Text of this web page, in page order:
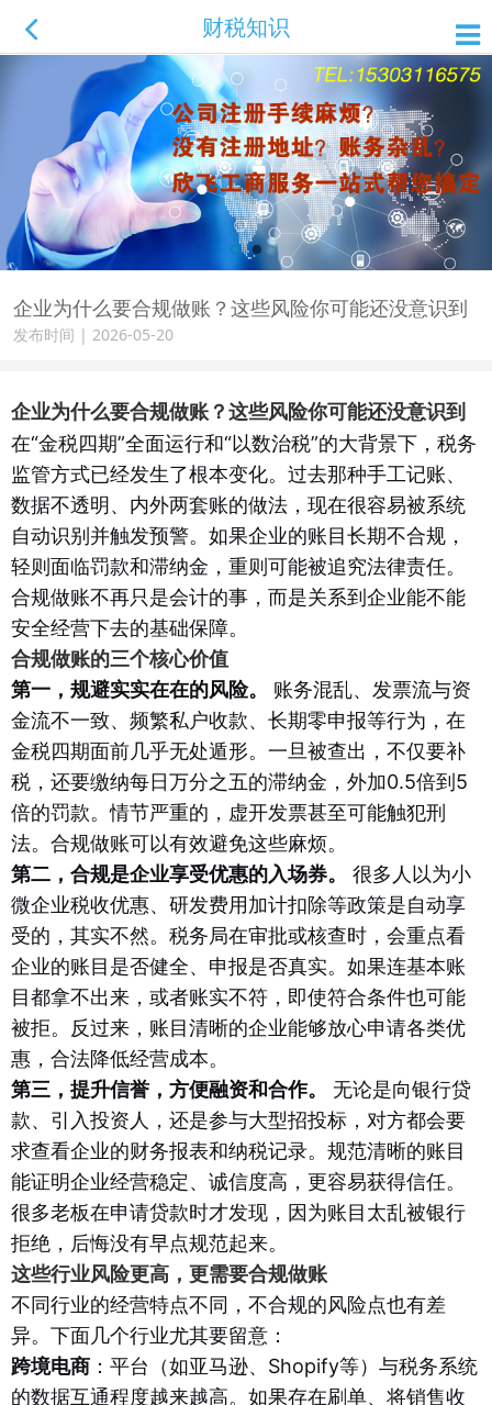
财税知识
企业为什么要合规做账？这些风险你可能还没意识到
发布时间 | 2026-05-20
企业为什么要合规做账？这些风险你可能还没意识到
在“金税四期”全面运行和“以数治税”的大背景下，税务
监管方式已经发生了根本变化。过去那种手工记账、
数据不透明、内外两套账的做法，现在很容易被系统
自动识别并触发预警。如果企业的账目长期不合规，
轻则面临罚款和滞纳金，重则可能被追究法律责任。
合规做账不再只是会计的事，而是关系到企业能不能
安全经营下去的基础保障。
合规做账的三个核心价值
第一，规避实实在在的风险。
账务混乱、发票流与资
金流不一致、频繁私户收款、长期零申报等行为，在
金税四期面前几乎无处遁形。一旦被查出，不仅要补
税，还要缴纳每日万分之五的滞纳金，外加0.5倍到5
倍的罚款。情节严重的，虚开发票甚至可能触犯刑
法。合规做账可以有效避免这些麻烦。
第二，合规是企业享受优惠的入场券。
很多人以为小
微企业税收优惠、研发费用加计扣除等政策是自动享
受的，其实不然。税务局在审批或核查时，会重点看
企业的账目是否健全、申报是否真实。如果连基本账
目都拿不出来，或者账实不符，即使符合条件也可能
被拒。反过来，账目清晰的企业能够放心申请各类优
惠，合法降低经营成本。
第三，提升信誉，方便融资和合作。
无论是向银行贷
款、引入投资人，还是参与大型招投标，对方都会要
求查看企业的财务报表和纳税记录。规范清晰的账目
能证明企业经营稳定、诚信度高，更容易获得信任。
很多老板在申请贷款时才发现，因为账目太乱被银行
拒绝，后悔没有早点规范起来。
这些行业风险更高，更需要合规做账
不同行业的经营特点不同，不合规的风险点也有差
异。下面几个行业尤其要留意：
跨境电商 ：平台（如亚马逊、Shopify等）与税务系统
的数据互通程度越来越高。如果存在刷单、将销售收